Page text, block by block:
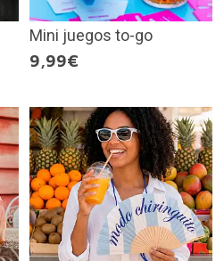
Mini juegos to-go
9,99€